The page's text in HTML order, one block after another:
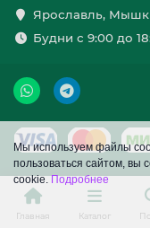
Мы используем файлы
пользоваться сайтом, вы
cookie.Подробнее
Ярославль,
Будни с 9:00 до
Главная Каталог